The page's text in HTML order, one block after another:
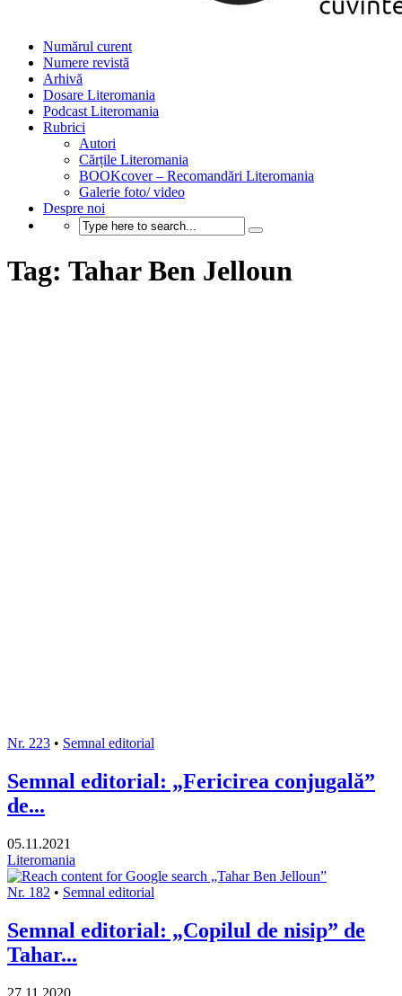
Numărul curent
Numere revistă
Arhivă
Dosare Literomania
Podcast Literomania
Rubrici
Autori
Cărțile Literomania
BOOKcover – Recomandări Literomania
Galerie foto/ video
Despre noi
Tag: Tahar Ben Jelloun
Nr. 223 • Semnal editorial
Semnal editorial: „Fericirea conjugală”
de...
05.11.2021
Literomania
Nr. 182 • Semnal editorial
Semnal editorial: „Copilul de nisip” de
Tahar...
27.11.2020